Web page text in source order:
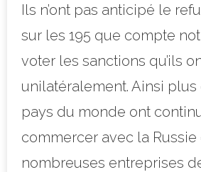
Ils n’ont pas anticipé le
sur les 195 que compte
voter les sanctions qu’ils
unilatéralement. Ainsi plus
pays du monde ont
commercer avec la Russie
nombreuses entreprises